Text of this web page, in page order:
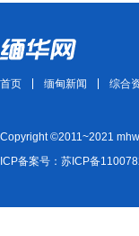
首页 缅甸新闻 综合
Copyright ©2011~2021
ICP备案号：苏ICP备